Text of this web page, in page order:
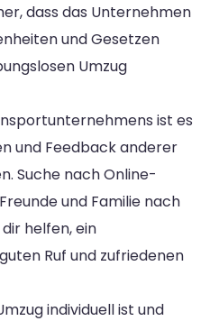
dass das Unternehmen
und Gesetzen
Umzug
ist es
und Feedback anderer
Suche nach Online-
und Familie nach
helfen, ein
Ruf und zufriedenen
individuell ist und